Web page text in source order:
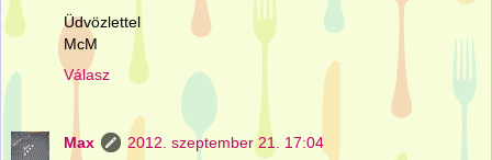
Üdvözlettel
McM
Válasz
Max
2012. szeptember 21. 17:04